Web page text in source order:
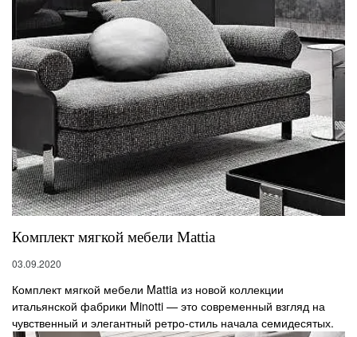
Комплект мягкой мебели Mattia
03.09.2020
Комплект мягкой мебели Mattia из новой коллекции
итальянской фабрики Minotti — это современный взгляд на
чувственный и элегантный ретро-стиль начала семидесятых.